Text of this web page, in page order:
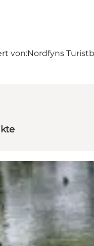
von:Nordfyns